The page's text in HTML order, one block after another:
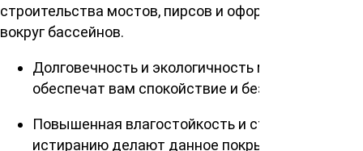
строительства мостов, пирсов и оформления зон
вокруг бассейнов.
Долговечность и экологичность материала
обеспечат вам спокойствие и безопасность.
Повышенная влагостойкость и стойкость к
истиранию делают данное покрытие